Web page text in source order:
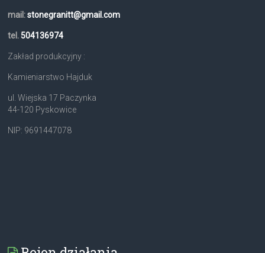
mail:stonegranitt@gmail.com
tel. 504136974
Zakład produkcyjny :
Kamieniarstwo Hajduk
ul. Wiejska 17 Paczynka
44-120 Pyskowice
NIP: 9691447078